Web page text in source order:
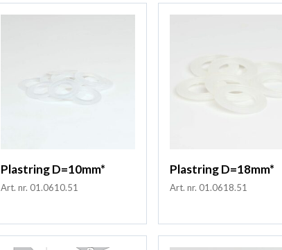
Plastring D=10mm*
Art. nr. 01.0610.51
Plastring D=18mm*
Art. nr. 01.0618.51